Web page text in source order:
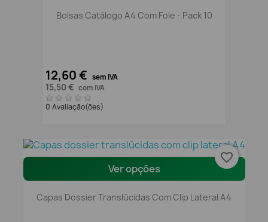
Bolsas Catálogo A4 Com Fole - Pack 10
12,60 € sem IVA
15,50 € com IVA
0 Avaliação(ões)
Ver opções
Capas Dossier Translúcidas Com Clip Lateral A4
favorite_border